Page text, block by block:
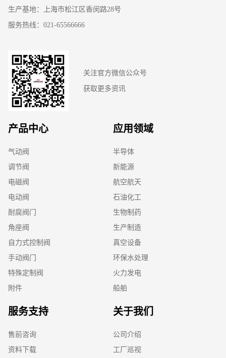
生产基地：上海市松江区香闵路28号
服务热线：021-65566666
关注官方微信公众号
获取更多资讯
产品中心
气动阀
调节阀
电磁阀
电动阀
耐腐阀门
角座阀
自力式控制阀
手动阀门
特殊定制阀
附件
应用领域
半导体
新能源
航空航天
石油化工
生物制药
生产制造
真空设备
环保水处理
火力发电
船舶
服务支持
售前咨询
资料下载
关于我们
公司介绍
工厂巡视